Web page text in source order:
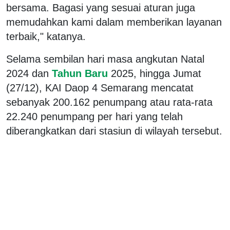
bersama. Bagasi yang sesuai aturan juga
memudahkan kami dalam memberikan layanan
terbaik," katanya.
Selama sembilan hari masa angkutan Natal
2024 dan Tahun Baru 2025, hingga Jumat
(27/12), KAI Daop 4 Semarang mencatat
sebanyak 200.162 penumpang atau rata-rata
22.240 penumpang per hari yang telah
diberangkatkan dari stasiun di wilayah tersebut.